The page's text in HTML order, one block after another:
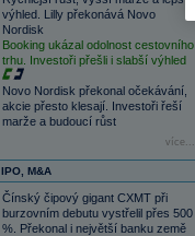
výhled. Lilly překonává Novo
Nordisk
Booking ukázal odolnost cestovního
trhu. Investoři přešli i slabší výhled
Novo Nordisk překonal očekávání,
akcie přesto klesají. Investoři řeší
marže a budoucí růst
více...
IPO, M&A
Čínský čipový gigant CXMT při
burzovním debutu vystřelil přes 500
%. Překonal i největší banku země